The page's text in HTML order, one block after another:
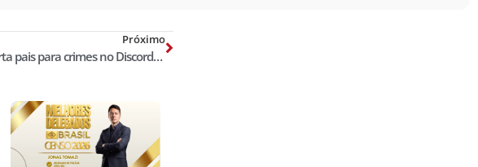
Próximo
Delegado alerta pais para crimes no Discord: muito tempo no quarto e uso de casacos para esconder ferimentos